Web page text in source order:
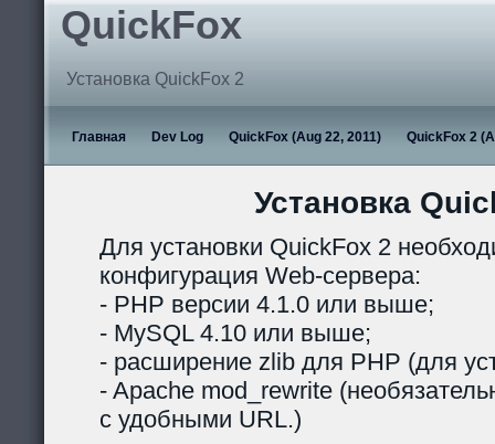
QuickFox
Установка QuickFox 2
Главная Dev Log QuickFox (Aug 22, 2011) QuickFox 2
Установка
Для установки QuickFox 2
конфигурация Web-сервера:
- PHP версии 4.1.0 или выше;
- MySQL 4.10 или выше;
- расширение zlib для PHP (для
- Apache mod_rewrite
с удобными URL.)